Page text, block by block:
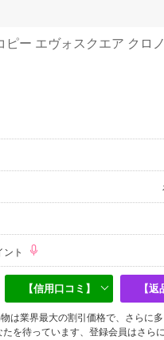
ピー エヴォスクエア クロ
ント
【信用口コミ】 【返
は業界最大の割引価格で、さらに
たを待っています、登録会員はさら